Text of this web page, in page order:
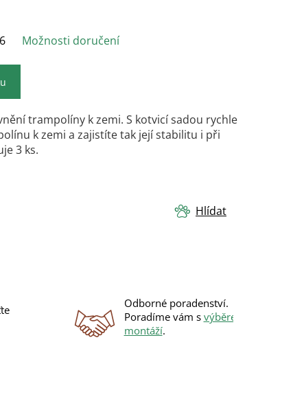
Možnosti doručení
trampolíny k zemi. S kotvicí sadou rychle
k zemi a zajistíte tak její stabilitu i při
3 ks.
Hlídat
Odborné poradenství.
Poradíme vám s výběrem
montáží.